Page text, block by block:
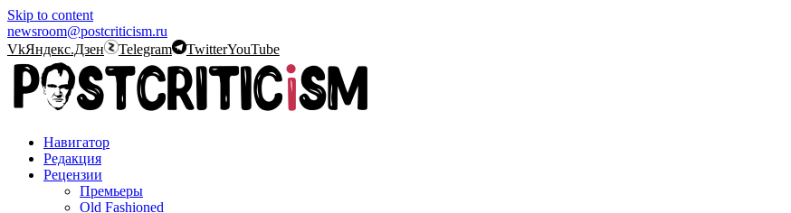
Skip to content
newsroom@postcriticism.ru
VkЯндекс.Дзен Telegram TwitterYouTube
Навигатор
Редакция
Рецензии
Премьеры
Old Fashioned